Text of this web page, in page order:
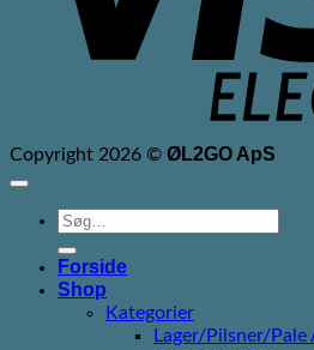
Copyright 2026 © ØL2GO ApS
Søg
Forside
Shop
Kategorier
Lager/Pilsner/